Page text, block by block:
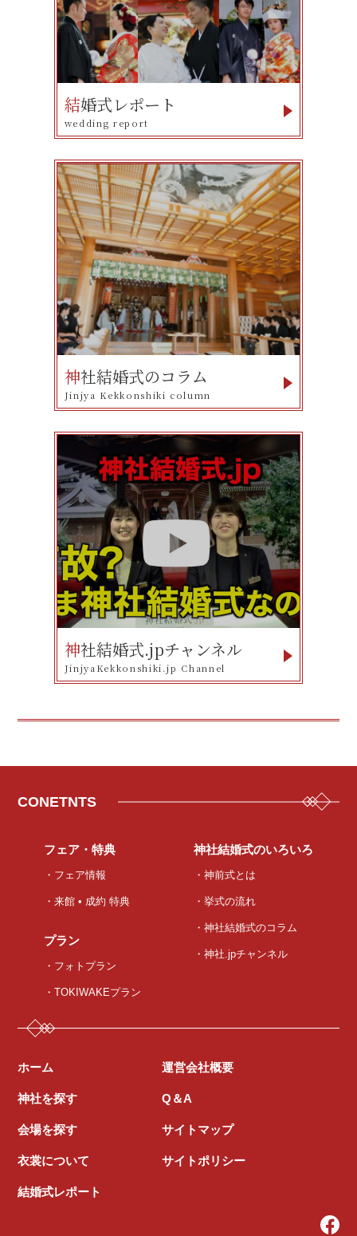
結婚式レポート
wedding report
神社結婚式のコラム
Jinjya Kekkonshiki column
神社結婚式.jpチャンネル
JinjyaKekkonshiki.jp Channel
CONETNTS
フェア・特典
・フェア情報
・来館 • 成約 特典
プラン
・フォトプラン
・TOKIWAKEプラン
神社結婚式のいろいろ
・神前式とは
・挙式の流れ
・神社結婚式のコラム
・神社.jpチャンネル
ホーム
神社を探す
会場を探す
衣裳について
結婚式レポート
運営会社概要
Q＆A
サイトマップ
サイトポリシー